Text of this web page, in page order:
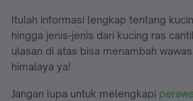
Itulah informasi lengkap tentang
hingga jenis-jenis dari kucing ras
ulasan di atas bisa menambah
himalaya ya!
Jangan lupa untuk melengkapi